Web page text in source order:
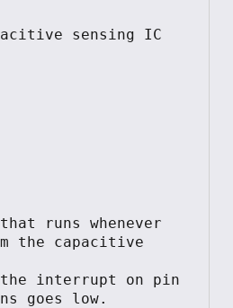
the capacitive
goes low.